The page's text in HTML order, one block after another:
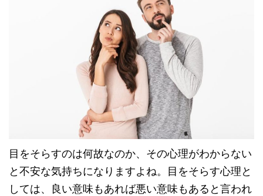
目をそらすのは何故なのか、その心理がわからない
と不安な気持ちになりますよね。目をそらす心理と
しては、良い意味もあれば悪い意味もあると言われ